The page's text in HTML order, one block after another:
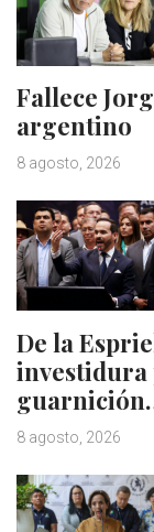
Fallece
argentino
8 agosto, 2026
De la
investidura
8 agosto, 2026